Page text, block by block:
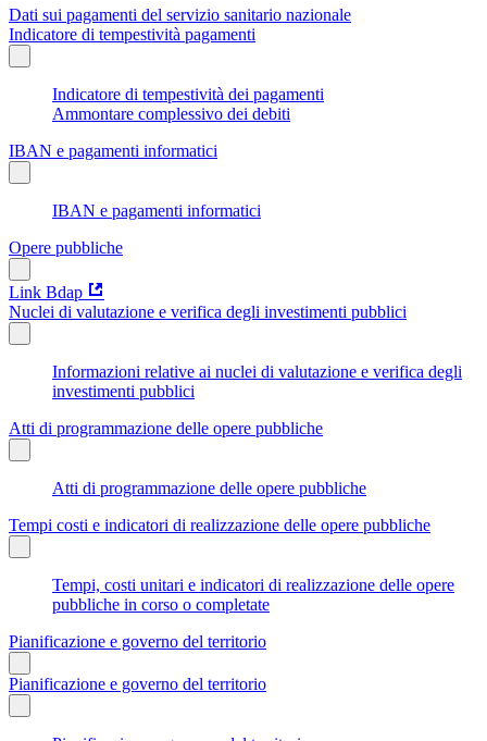
Dati sui pagamenti del servizio sanitario nazionale
Indicatore di tempestività pagamenti
Indicatore di tempestività dei pagamenti
Ammontare complessivo dei debiti
IBAN e pagamenti informatici
IBAN e pagamenti informatici
Opere pubbliche
Link Bdap
Nuclei di valutazione e verifica degli investimenti pubblici
Informazioni relative ai nuclei di valutazione e verifica degli
investimenti pubblici
Atti di programmazione delle opere pubbliche
Atti di programmazione delle opere pubbliche
Tempi costi e indicatori di realizzazione delle opere pubbliche
Tempi, costi unitari e indicatori di realizzazione delle opere
pubbliche in corso o completate
Pianificazione e governo del territorio
Pianificazione e governo del territorio